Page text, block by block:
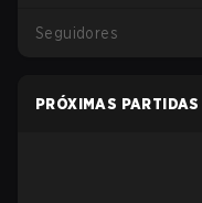
Seguidores
PRÓXIMAS PARTIDAS